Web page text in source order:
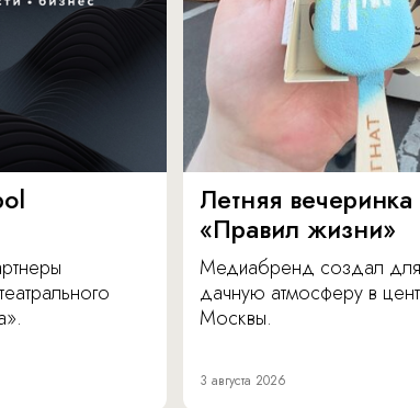
Летняя вечеринка
«Правил жизни»
Медиабренд создал
дачную атмосферу в
Москвы.
3 августа 2026